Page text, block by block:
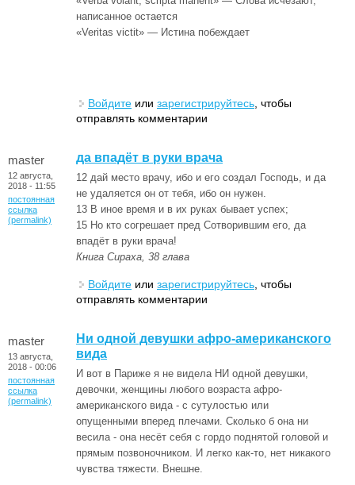
написанное остается
«Veritas victit» — Истина побеждает
Войдите или зарегистрируйтесь , чтобы
отправлять комментарии
master
12 августа,
2018 - 11:55
постоянная
ссылка
(permalink)
да впадёт в руки врача
12 дай место врачу, ибо и его создал Господь, и да
не удаляется он от тебя, ибо он нужен.
13 В иное время и в их руках бывает успех;
15 Но кто согрешает пред Сотворившим его, да
впадёт в руки врача!
Книга Сираха, 38 глава
Войдите или зарегистрируйтесь , чтобы
отправлять комментарии
master
13 августа,
2018 - 00:06
постоянная
ссылка
(permalink)
Ни одной девушки афро-американского
вида
И вот в Париже я не видела НИ одной девушки,
девочки, женщины любого возраста афро-
американского вида - с сутулостью или
опущенными вперед плечами. Сколько б она ни
весила - она несёт себя с гордо поднятой головой и
прямым позвоночником. И легко как-то, нет никакого
чувства тяжести. Внешне.